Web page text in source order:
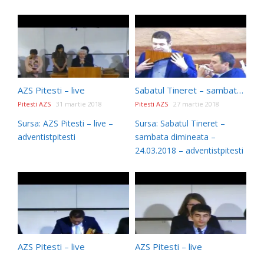
AZS Pitesti – live
Pitesti AZS 31 martie 2018
Sursa: AZS Pitesti – live –
adventistpitesti
Sabatul Tineret – sambata dimineata – 24.03.2018
Pitesti AZS 27 martie 2018
Sursa: Sabatul Tineret –
sambata dimineata –
24.03.2018 – adventistpitesti
AZS Pitesti – live AZS Pitesti – live